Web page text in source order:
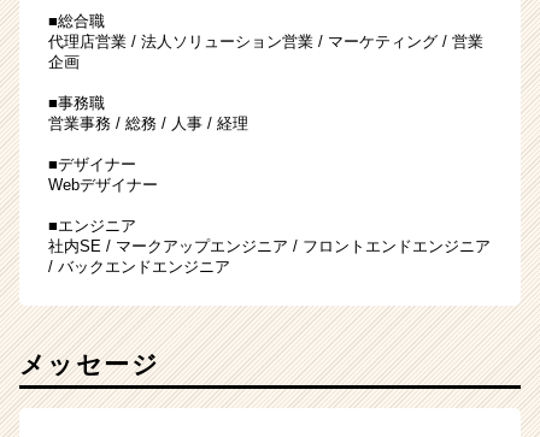
■総合職
代理店営業 / 法人ソリューション営業 / マーケティング / 営業
企画
■事務職
営業事務 / 総務 / 人事 / 経理
■デザイナー
Webデザイナー
■エンジニア
社内SE / マークアップエンジニア / フロントエンドエンジニア
/ バックエンドエンジニア
メッセージ